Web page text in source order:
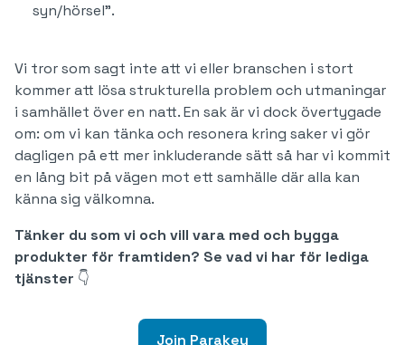
syn/hörsel”.
Vi tror som sagt inte att vi eller branschen i stort
kommer att lösa strukturella problem och utmaningar
i samhället över en natt. En sak är vi dock övertygade
om: om vi kan tänka och resonera kring saker vi gör
dagligen på ett mer inkluderande sätt så har vi kommit
en lång bit på vägen mot ett samhälle där alla kan
känna sig välkomna.
Tänker du som vi och vill vara med och bygga
produkter för framtiden? Se vad vi har för lediga
tjänster 👇
Join Parakey